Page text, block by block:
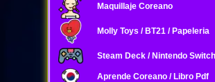
Maquillaje Coreano
Molly Toys / BT21 / Papeleria
Steam Deck / Nintendo Switch
Aprende Coreano / Libro Pdf